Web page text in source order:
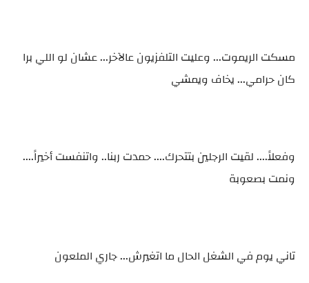
مسكت الريموت... وعليت التلفزيون عالآخر... عشان لو اللي برا
كان حرامي... يخاف ويمشي
وفعلاً.... لقيت الرجلين بتتحرك.... حمدت ربنا.. واتنفست أخيراً....
ونمت بصعوبة
تاني يوم في الشغل الحال ما اتغيرش... جاري الملعون